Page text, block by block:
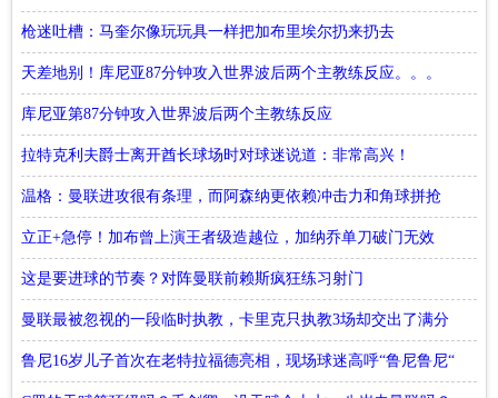
来
枪迷吐槽：马奎尔像玩玩具一样把加布里埃尔扔来扔去
天差地别！库尼亚87分钟攻入世界波后两个主教练反应。。。
库尼亚第87分钟攻入世界波后两个主教练反应
拉特克利夫爵士离开酋长球场时对球迷说道：非常高兴！
温格：曼联进攻很有条理，而阿森纳更依赖冲击力和角球拼抢
立正+急停！加布曾上演王者级造越位，加纳乔单刀破门无效
这是要进球的节奏？对阵曼联前赖斯疯狂练习射门
曼联最被忽视的一段临时执教，卡里克只执教3场却交出了满分
答卷
鲁尼16岁儿子首次在老特拉福德亮相，现场球迷高呼“鲁尼鲁尼“